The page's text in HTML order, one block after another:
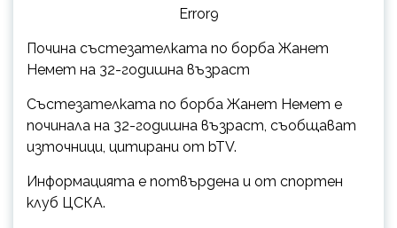
Error9
Почина състезателката по борба Жанет
Немет на 32-годишна възраст
Състезателката по борба Жанет Немет е
починала на 32-годишна възраст, съобщават
източници, цитирани от bTV.
Информацията е потвърдена и от спортен
клуб ЦСКА.